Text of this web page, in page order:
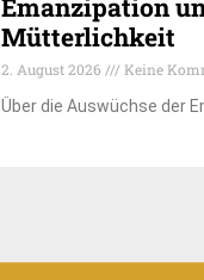
Emanzipation
Mütterlichkeit
2. August 2026
Keine
Über die Auswüchse der